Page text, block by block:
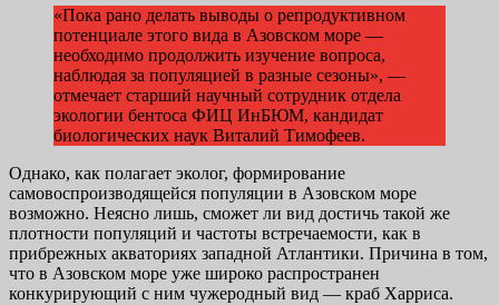
«Пока рано делать выводы о репродуктивном
потенциале этого вида в Азовском море —
необходимо продолжить изучение вопроса,
наблюдая за популяцией в разные сезоны», —
отмечает старший научный сотрудник отдела
экологии бентоса ФИЦ ИнБЮМ, кандидат
биологических наук Виталий Тимофеев.
Однако, как полагает эколог, формирование
самовоспроизводящейся популяции в Азовском море
возможно. Неясно лишь, сможет ли вид достичь такой же
плотности популяций и частоты встречаемости, как в
прибрежных акваториях западной Атлантики. Причина в том,
что в Азовском море уже широко распространен
конкурирующий с ним чужеродный вид — краб Харриса.